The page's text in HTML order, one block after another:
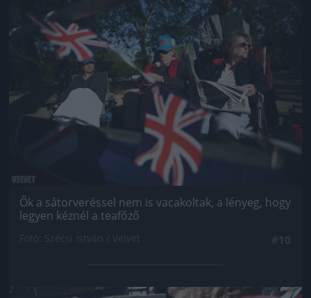
Jön még kép!
Ők a sátorveréssel nem is vacakoltak, a lényeg, hogy
legyen kéznél a teafőző